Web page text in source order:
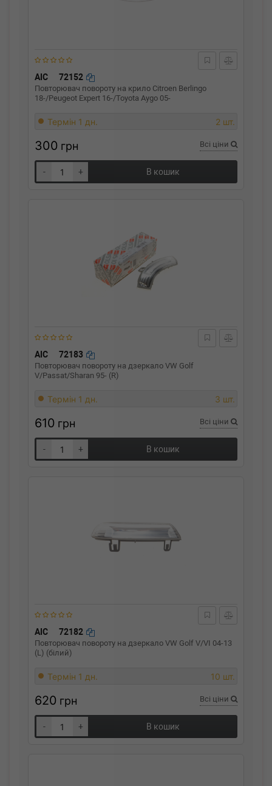
AIC 72152
Повторювач повороту на крило Citroen Berlingo
18-/Peugeot Expert 16-/Toyota Aygo 05-
Термін 1 дн. 2 шт.
300 грн Всі ціни
- + В кошик
AIC 72183
Повторювач повороту на дзеркало VW Golf
V/Passat/Sharan 95- (R)
Термін 1 дн. 3 шт.
610 грн Всі ціни
- + В кошик
AIC 72182
Повторювач повороту на дзеркало VW Golf V/VI 04-13
(L) (білий)
Термін 1 дн. 10 шт.
620 грн Всі ціни
- + В кошик